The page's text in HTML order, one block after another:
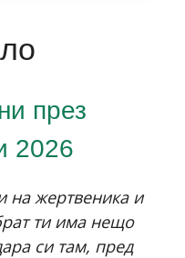
през
2026
на жертвеника и
ти има нещо
си там, пред